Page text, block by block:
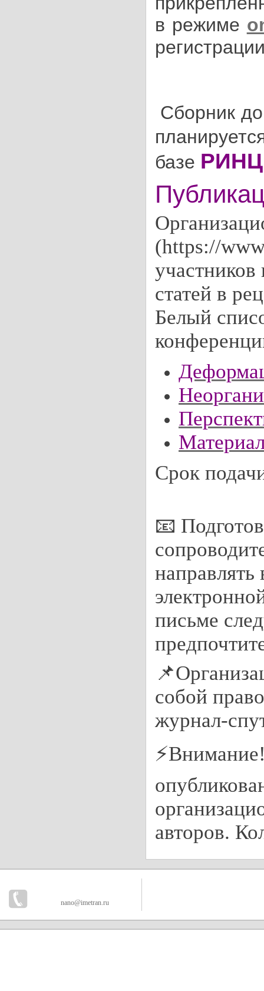
в режиме
Сборник
базе
(https://
статей в
Белый
Срок
📧
письме
собой
журнал-
авторов.
nano@imetran.ru